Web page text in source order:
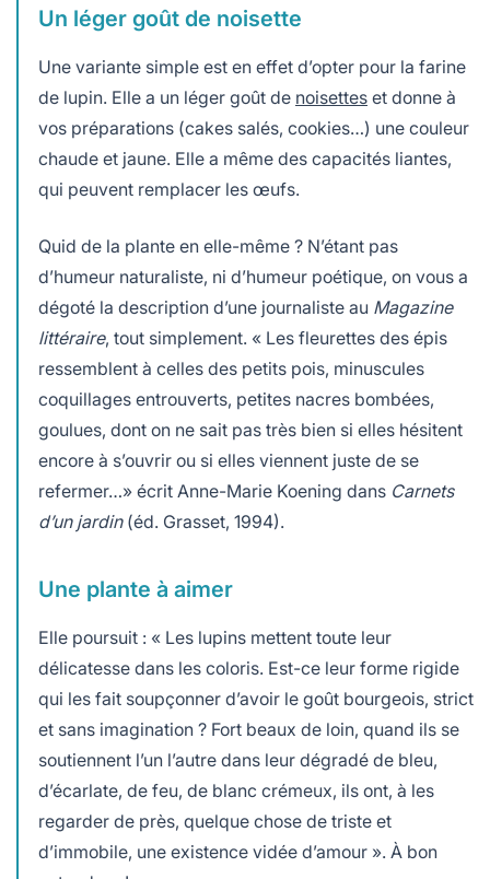
Un léger goût de noisette
Une variante simple est en effet d’opter pour la farine
de lupin. Elle a un léger goût de noisettes et donne à
vos préparations (cakes salés, cookies…) une couleur
chaude et jaune. Elle a même des capacités liantes,
qui peuvent remplacer les œufs.
Quid de la plante en elle-même ? N’étant pas
d’humeur naturaliste, ni d’humeur poétique, on vous a
dégoté la description d’une journaliste au Magazine
littéraire, tout simplement. « Les fleurettes des épis
ressemblent à celles des petits pois, minuscules
coquillages entrouverts, petites nacres bombées,
goulues, dont on ne sait pas très bien si elles hésitent
encore à s’ouvrir ou si elles viennent juste de se
refermer…» écrit Anne-Marie Koening dans Carnets
d’un jardin (éd. Grasset, 1994).
Une plante à aimer
Elle poursuit : « Les lupins mettent toute leur
délicatesse dans les coloris. Est-ce leur forme rigide
qui les fait soupçonner d’avoir le goût bourgeois, strict
et sans imagination ? Fort beaux de loin, quand ils se
soutiennent l’un l’autre dans leur dégradé de bleu,
d’écarlate, de feu, de blanc crémeux, ils ont, à les
regarder de près, quelque chose de triste et
d’immobile, une existence vidée d’amour ». À bon